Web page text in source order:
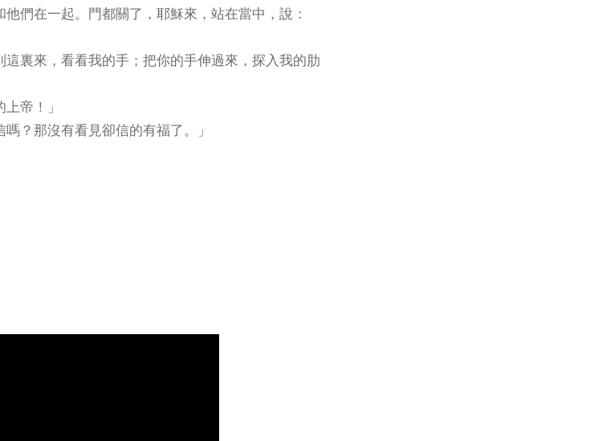
們在一起。門都關了，耶穌來，站在當中，說：
裏來，看看我的手；把你的手伸過來，探入我的肋
帝！」
？那沒有看見卻信的有福了。」